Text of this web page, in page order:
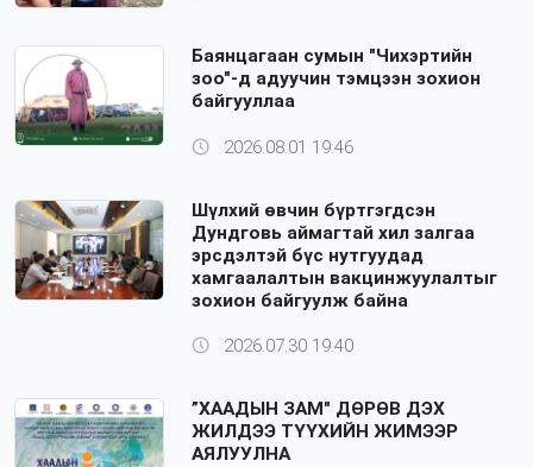
Баянцагаан сумын "Чихэртийн
зоо"-д адуучин тэмцээн зохион
байгууллаа
2026.08.01 19:46
Шүлхий өвчин бүртгэгдсэн
Дундговь аймагтай хил залгаа
эрсдэлтэй бүс нутгуудад
хамгаалалтын вакцинжуулалтыг
зохион байгуулж байна
2026.07.30 19:40
”ХААДЫН ЗАМ" ДӨРӨВ ДЭХ
ЖИЛДЭЭ ТҮҮХИЙН ЖИМЭЭР
АЯЛУУЛНА